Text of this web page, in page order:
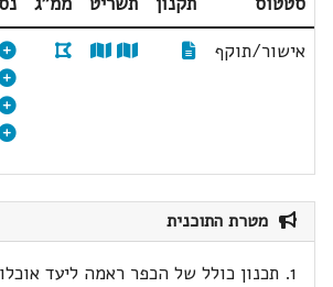
אישור/תוקף
מטרת התוכנית